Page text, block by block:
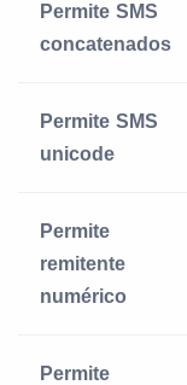
Permite SMS
concatenados
Permite SMS
unicode
Permite
remitente
numérico
Permite